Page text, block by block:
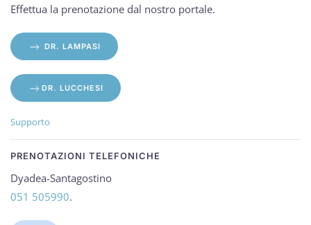
Effettua la prenotazione dal nostro portale.
DR. LAMPASI
DR. LUCCHESI
Supporto
PRENOTAZIONI TELEFONICHE
Dyadea-Santagostino
051 505990.